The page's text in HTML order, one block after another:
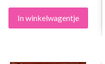
In winkelwagentje